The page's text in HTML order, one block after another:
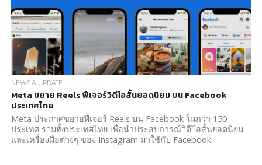
NEWS & UPDATE
Meta ขยาย Reels ฟีเจอร์วิดีโอสั้นยอดนิยม บน Facebook
ประเทศไทย
Meta ประกาศขยายฟีเจอร์ Reels บน Facebook ในกว่า 150
ประเทศ รวมทั้งประเทศไทย เพื่อนำประสบการณ์วิดีโอสั้นยอดนิยม
และเครื่องมือต่างๆ ของ Instagram มาใช้กับ Facebook